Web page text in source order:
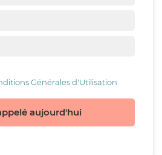
Générales d'Utilisation
aujourd'hui